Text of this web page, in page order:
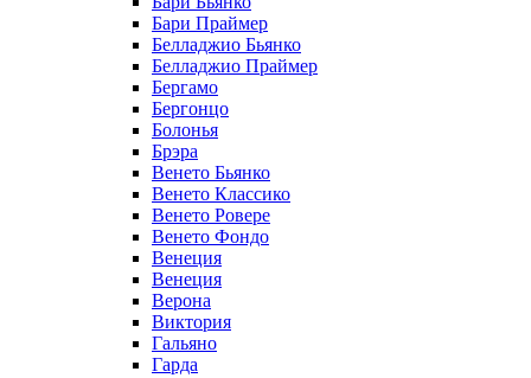
Бари Праймер
Белладжио Бьянко
Белладжио Праймер
Бергамо
Бергонцо
Болонья
Брэра
Венето Бьянко
Венето Классико
Венето Ровере
Венето Фондо
Венеция
Венеция
Верона
Виктория
Гальяно
Гарда